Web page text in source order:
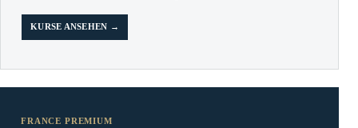
KURSE ANSEHEN →
FRANCE PREMIUM